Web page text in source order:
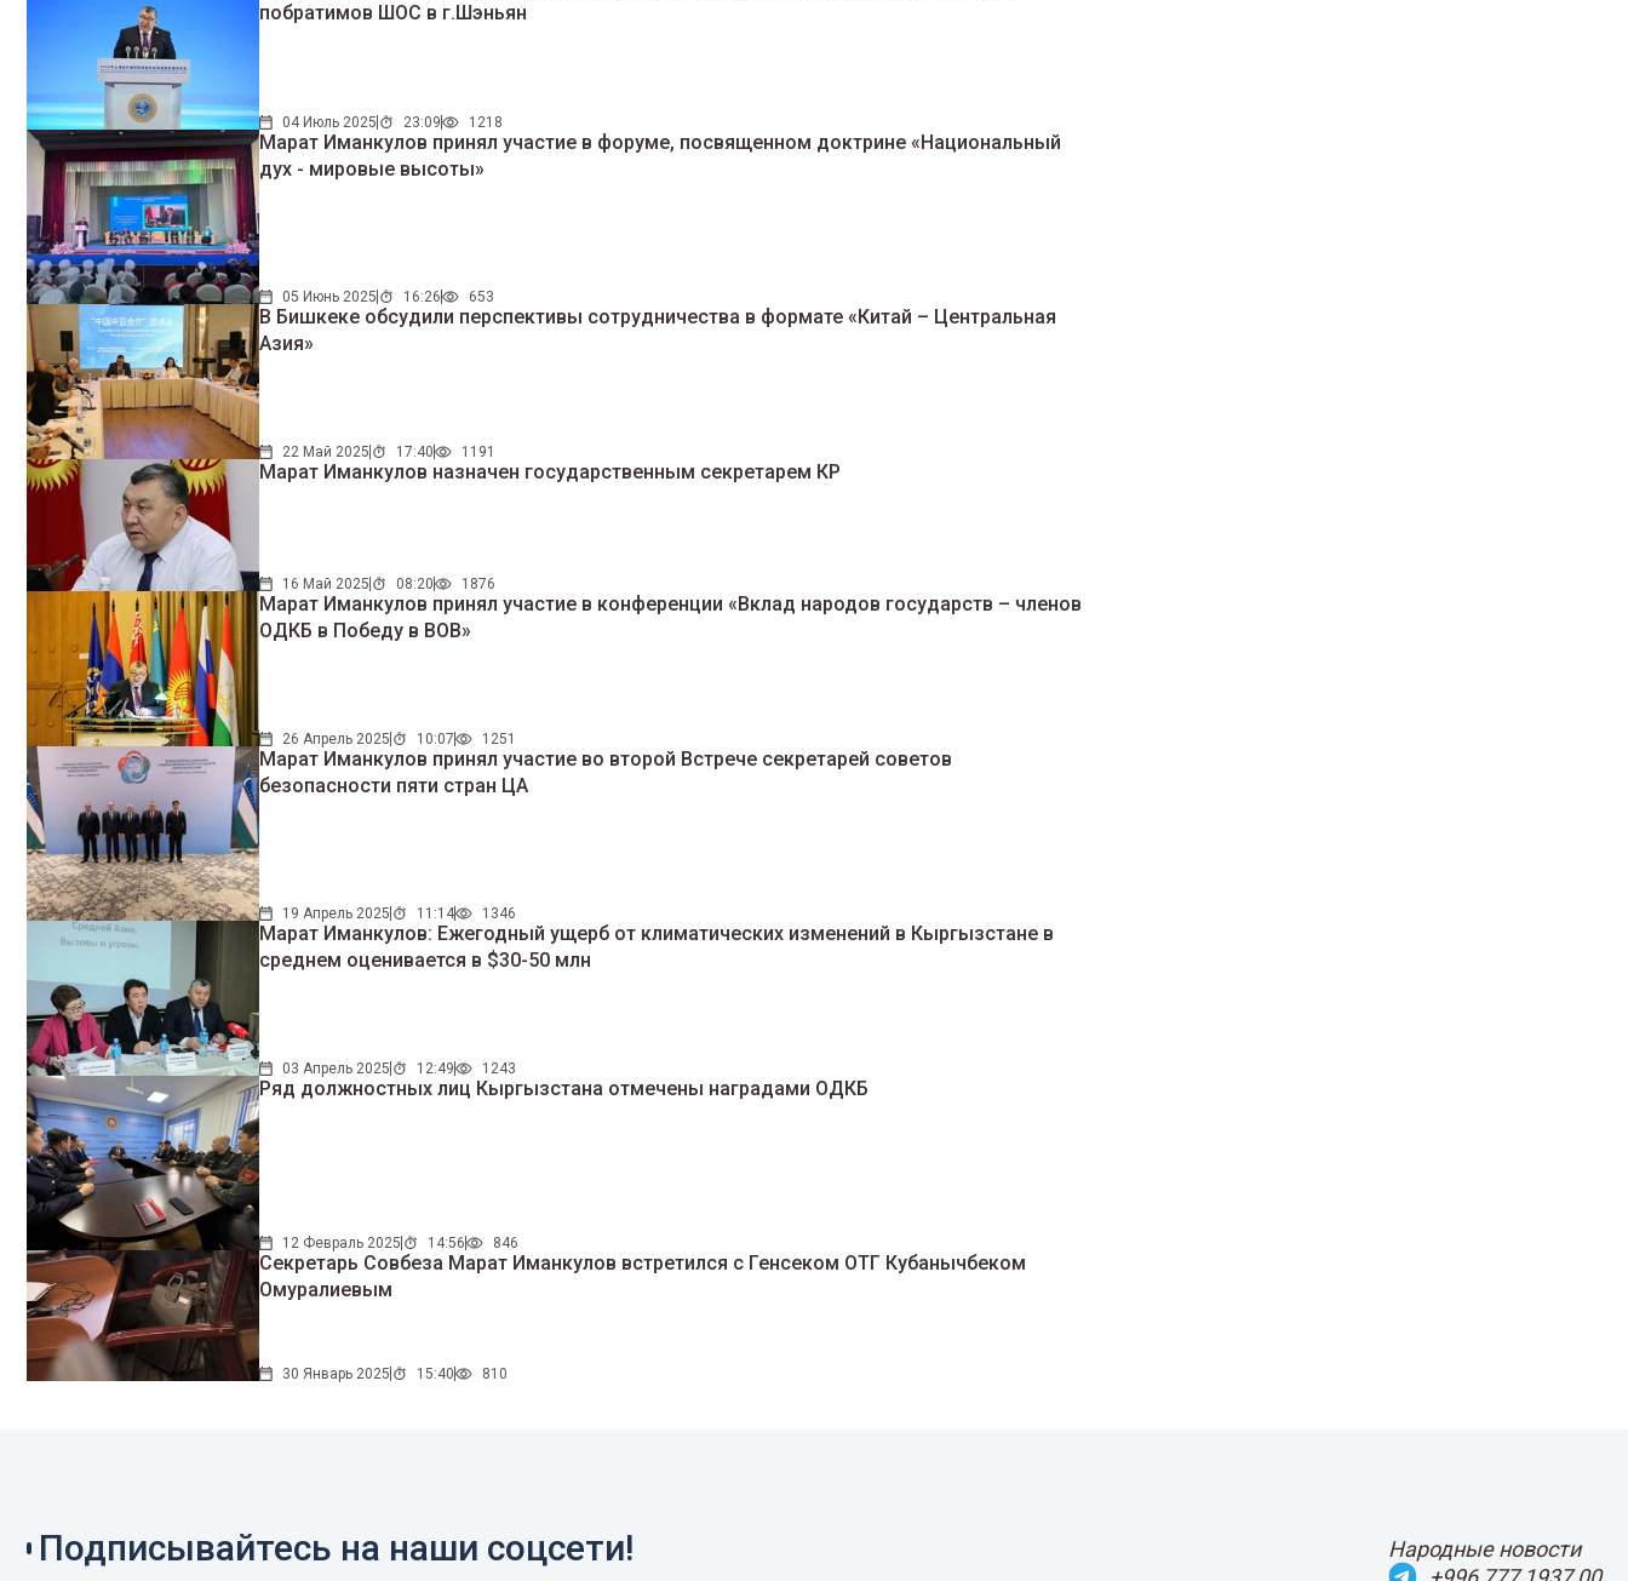
побратимов ШОС в г.Шэньян
04 Июль 2025 23:09 1218
Марат Иманкулов принял участие в форуме, посвященном доктрине «Национальный
дух - мировые высоты»
05 Июнь 2025 16:26 653
В Бишкеке обсудили перспективы сотрудничества в формате «Китай – Центральная
Азия»
22 Май 2025 17:40 1191
Марат Иманкулов назначен государственным секретарем КР
16 Май 2025 08:20 1876
Марат Иманкулов принял участие в конференции «Вклад народов государств – членов
ОДКБ в Победу в ВОВ»
26 Апрель 2025 10:07 1251
Марат Иманкулов принял участие во второй Встрече секретарей советов
безопасности пяти стран ЦА
19 Апрель 2025 11:14 1346
Марат Иманкулов: Ежегодный ущерб от климатических изменений в Кыргызстане в
среднем оценивается в $30-50 млн
03 Апрель 2025 12:49 1243
Ряд должностных лиц Кыргызстана отмечены наградами ОДКБ
12 Февраль 2025 14:56 846
Секретарь Совбеза Марат Иманкулов встретился с Генсеком ОТГ Кубанычбеком
Омуралиевым
30 Январь 2025 15:40 810
Подписывайтесь на наши соцсети!
Народные новости